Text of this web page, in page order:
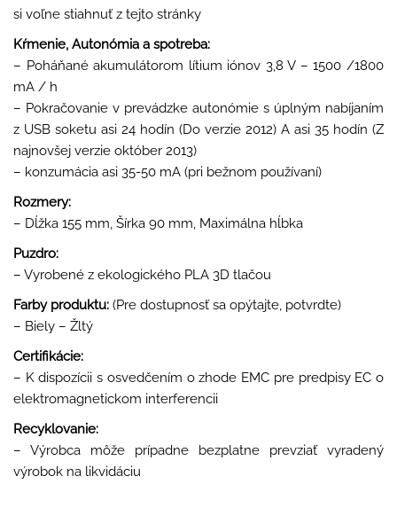
si voľne stiahnuť z tejto stránky
Kŕmenie, Autonómia a spotreba:
– Poháňané akumulátorom lítium iónov 3,8 V – 1500 /1800
mA / h
– Pokračovanie v prevádzke autonómie s úplným nabíjaním
z USB soketu asi 24 hodín (Do verzie 2012) A asi 35 hodín (Z
najnovšej verzie október 2013)
– konzumácia asi 35-50 mA (pri bežnom používaní)
Rozmery:
– Dĺžka 155 mm, Šírka 90 mm, Maximálna hĺbka
Puzdro:
– Vyrobené z ekologického PLA 3D tlačou
Farby produktu: (Pre dostupnosť sa opýtajte, potvrdte)
– Biely – Žltý
Certifikácie:
– K dispozícii s osvedčením o zhode EMC pre predpisy EC o
elektromagnetickom interferencii
Recyklovanie:
– Výrobca môže prípadne bezplatne prevziať vyradený
výrobok na likvidáciu